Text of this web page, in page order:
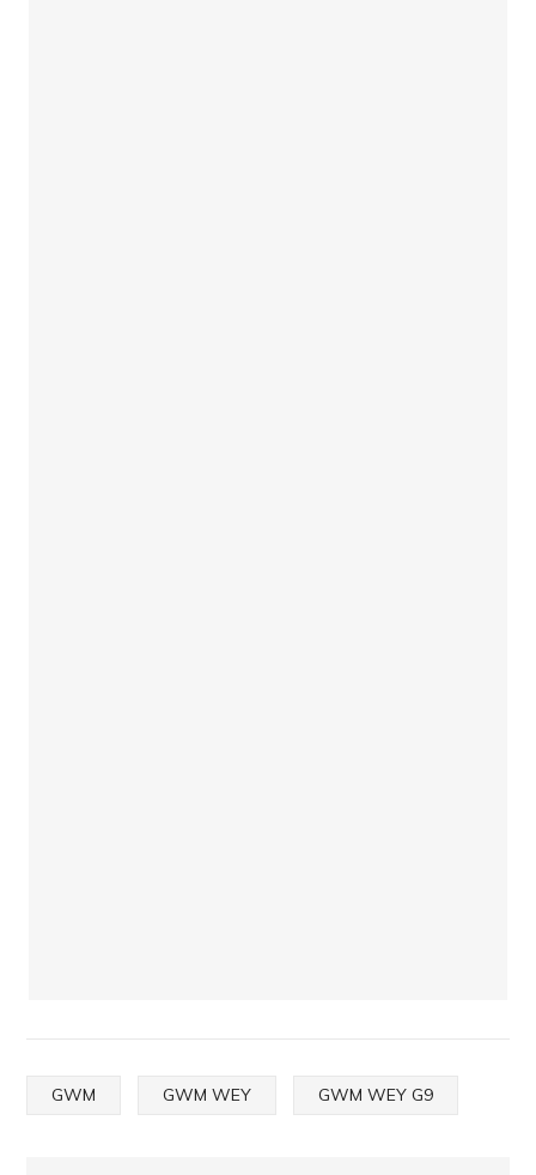
GWM GWM WEY GWM WEY G9